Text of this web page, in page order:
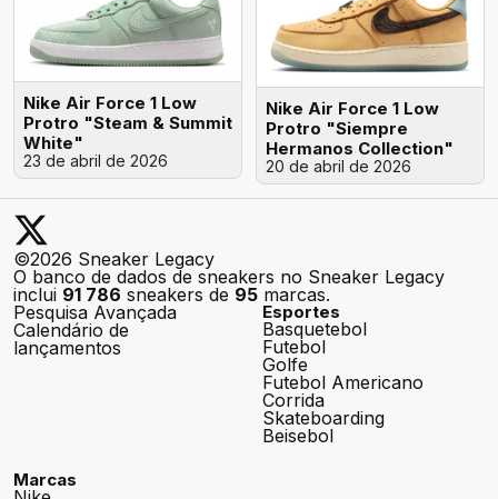
Nike Air Force 1 Low
Protro "Steam & Summit
White"
23 de abril de 2026
Nike Air Force 1 Low
Protro "Siempre
Hermanos Collection"
20 de abril de 2026
©2026 Sneaker Legacy
O banco de dados de sneakers no Sneaker Legacy
inclui 91 786 sneakers de 95 marcas.
Pesquisa Avançada
Calendário de
lançamentos
Esportes
Basquetebol
Futebol
Golfe
Futebol Americano
Corrida
Skateboarding
Beisebol
Marcas